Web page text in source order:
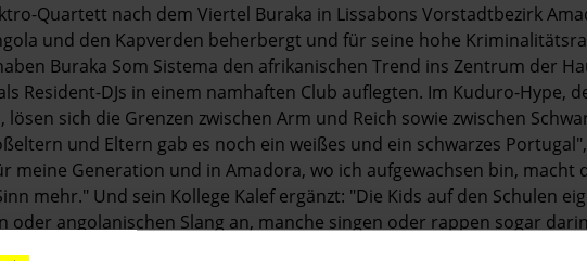
Quartett nach dem Viertel Buraka in Lissabons Vorstadtbezirk
und den Kapverden beherbergt und für seine hohe
Buraka Som Sistema den afrikanischen Trend ins Zentrum der
Resident-DJs in einem namhaften Club auflegten. Im Kuduro-Hype,
sich die Grenzen zwischen Arm und Reich sowie zwischen
und Eltern gab es noch ein weißes und ein schwarzes
meine Generation und in Amadora, wo ich aufgewachsen bin, macht
mehr." Und sein Kollege Kalef ergänzt: "Die Kids auf den Schulen
oder angolanischen Slang an, manche singen oder rappen sogar
es nicht verstehen."